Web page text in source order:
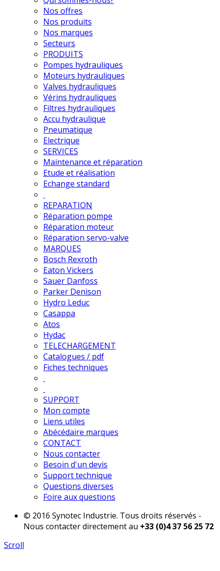
Nos offres
Nos produits
Nos marques
Secteurs
PRODUITS
Pompes hydrauliques
Moteurs hydrauliques
Valves hydrauliques
Vérins hydrauliques
Filtres hydrauliques
Accu hydraulique
Pneumatique
Electrique
SERVICES
Maintenance et réparation
Etude et réalisation
Echange standard
REPARATION
Réparation pompe
Réparation moteur
Réparation servo-valve
MARQUES
Bosch Rexroth
Eaton Vickers
Sauer Danfoss
Parker Denison
Hydro Leduc
Casappa
Atos
Hydac
TELECHARGEMENT
Catalogues / pdf
Fiches techniques
SUPPORT
Mon compte
Liens utiles
Abécédaire marques
CONTACT
Nous contacter
Besoin d'un devis
Support technique
Questions diverses
Foire aux questions
© 2016 Synotec Industrie. Tous droits réservés -
Nous contacter directement au +33 (0)4 37 56 25 72
Scroll